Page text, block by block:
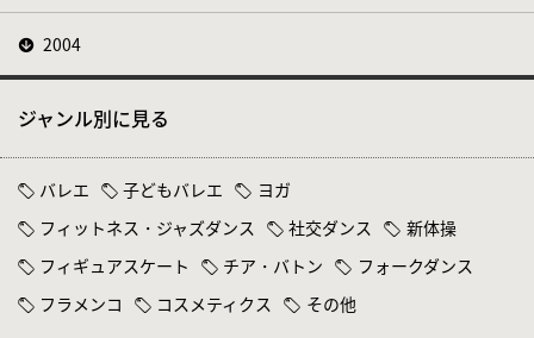
2004
ジャンル別に見る
バレエ 子どもバレエ
ヨガ
フィットネス・ジャズダンス
社交ダンス
新体操
フィギュアスケート
チア・バトン
フォークダンス
フラメンコ
コスメティクス その他